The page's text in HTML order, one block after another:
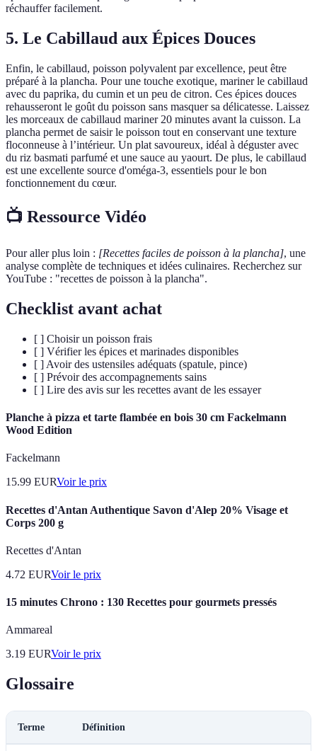
réchauffer facilement.
5. Le Cabillaud aux Épices Douces
Enfin, le cabillaud, poisson polyvalent par excellence, peut être
préparé à la plancha. Pour une touche exotique, mariner le cabillaud
avec du paprika, du cumin et un peu de citron. Ces épices douces
rehausseront le goût du poisson sans masquer sa délicatesse. Laissez
les morceaux de cabillaud mariner 20 minutes avant la cuisson. La
plancha permet de saisir le poisson tout en conservant une texture
floconneuse à l’intérieur. Un plat savoureux, idéal à déguster avec
du riz basmati parfumé et une sauce au yaourt. De plus, le cabillaud
est une excellente source d'oméga-3, essentiels pour le bon
fonctionnement du cœur.
📺 Ressource Vidéo
Pour aller plus loin : [Recettes faciles de poisson à la plancha], une
analyse complète de techniques et idées culinaires. Recherchez sur
YouTube : "recettes de poisson à la plancha".
Checklist avant achat
[ ] Choisir un poisson frais
[ ] Vérifier les épices et marinades disponibles
[ ] Avoir des ustensiles adéquats (spatule, pince)
[ ] Prévoir des accompagnements sains
[ ] Lire des avis sur les recettes avant de les essayer
Planche à pizza et tarte flambée en bois 30 cm Fackelmann
Wood Edition
Fackelmann
15.99 EURVoir le prix
Recettes d'Antan Authentique Savon d'Alep 20% Visage et
Corps 200 g
Recettes d'Antan
4.72 EURVoir le prix
15 minutes Chrono : 130 Recettes pour gourmets pressés
Ammareal
3.19 EURVoir le prix
Glossaire
Terme Définition